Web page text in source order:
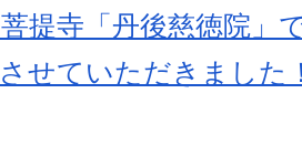
提寺「丹後慈徳院」
せていただきました